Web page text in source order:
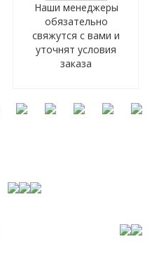
Наши менеджеры
обязательно
свяжутся с вами и
уточнят условия
заказа